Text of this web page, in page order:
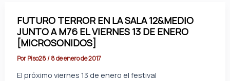
FUTURO TERROR EN LA SALA 12&MEDIO
JUNTO A M76 EL VIERNES 13 DE ENERO
[MICROSONIDOS]
PorPiso28/8 de enero de 2017
El próximo viernes 13 de enero el festival